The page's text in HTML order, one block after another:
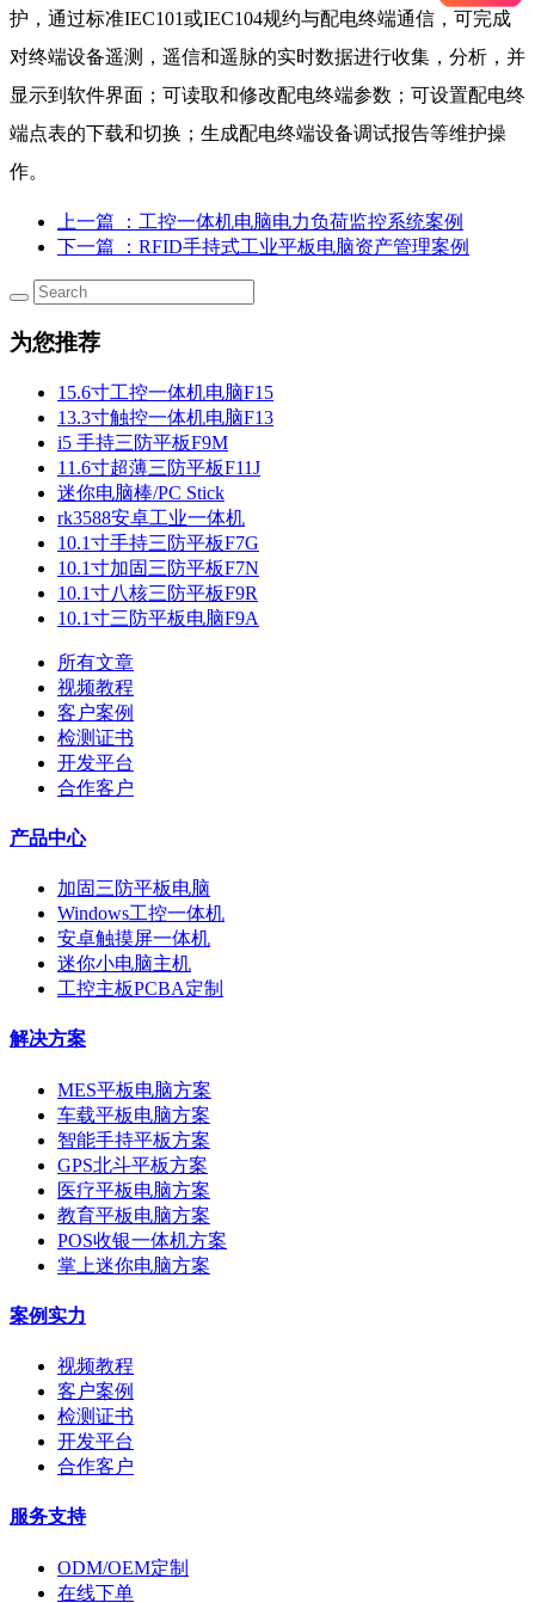
护，通过标准IEC101或IEC104规约与配电终端通信，可完成
对终端设备遥测，遥信和遥脉的实时数据进行收集，分析，并
显示到软件界面；可读取和修改配电终端参数；可设置配电终
端点表的下载和切换；生成配电终端设备调试报告等维护操
作。
上一篇
：工控一体机电脑电力负荷监控系统案例
下一篇
：RFID手持式工业平板电脑资产管理案例
为您推荐
15.6寸工控一体机电脑F15
13.3寸触控一体机电脑F13
i5 手持三防平板F9M
11.6寸超薄三防平板F11J
迷你电脑棒/PC Stick
rk3588安卓工业一体机
10.1寸手持三防平板F7G
10.1寸加固三防平板F7N
10.1寸八核三防平板F9R
10.1寸三防平板电脑F9A
所有文章
视频教程
客户案例
检测证书
开发平台
合作客户
产品中心
加固三防平板电脑
Windows工控一体机
安卓触摸屏一体机
迷你小电脑主机
工控主板PCBA定制
解决方案
MES平板电脑方案
车载平板电脑方案
智能手持平板方案
GPS北斗平板方案
医疗平板电脑方案
教育平板电脑方案
POS收银一体机方案
掌上迷你电脑方案
案例实力
视频教程
客户案例
检测证书
开发平台
合作客户
服务支持
ODM/OEM定制
在线下单